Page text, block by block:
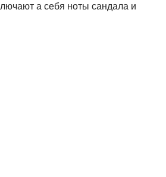
а себя ноты сандала и